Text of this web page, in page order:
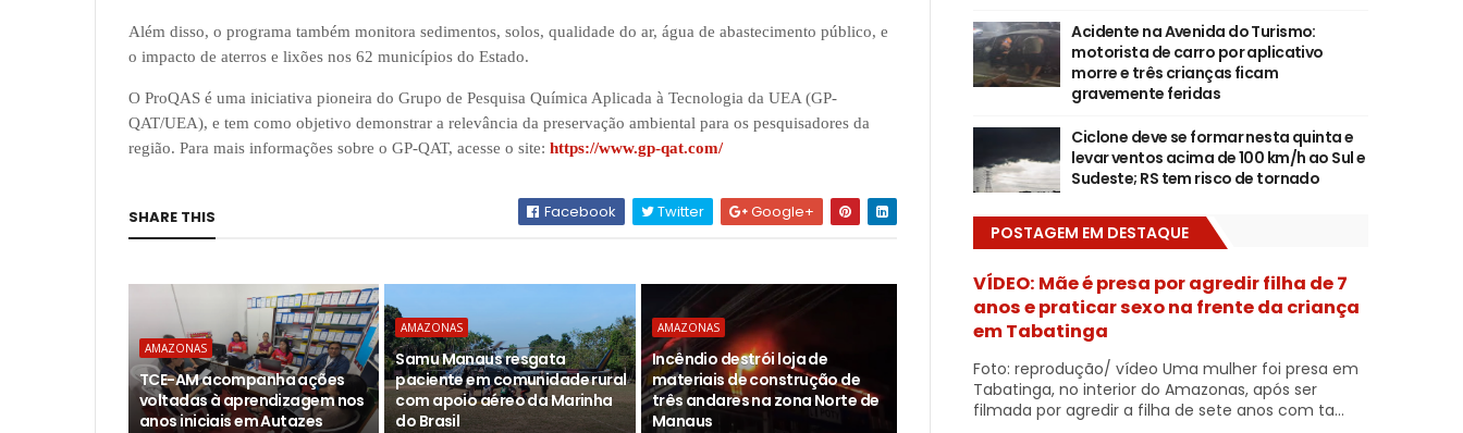
Além disso, o programa também monitora sedimentos, solos, qualidade do ar, água de abastecimento público, e
o impacto de aterros e lixões nos 62 municípios do Estado.
O ProQAS é uma iniciativa pioneira do Grupo de Pesquisa Química Aplicada à Tecnologia da UEA (GP-
QAT/UEA), e tem como objetivo demonstrar a relevância da preservação ambiental para os pesquisadores da
região. Para mais informações sobre o GP-QAT, acesse o site: https://www.gp-qat.com/
SHARE THIS Facebook Twitter Google+
AMAZONAS
TCE-AM acompanha ações
voltadas à aprendizagem nos
anos iniciais em Autazes
AMAZONAS
Samu Manaus resgata
paciente em comunidade rural
com apoio aéreo da Marinha
do Brasil
AMAZONAS
Incêndio destrói loja de
materiais de construção de
três andares na zona Norte de
Manaus
Acidente na Avenida do Turismo:
motorista de carro por aplicativo
morre e três crianças ficam
gravemente feridas
Ciclone deve se formar nesta quinta e
levar ventos acima de 100 km/h ao Sul e
Sudeste; RS tem risco de tornado
POSTAGEM EM DESTAQUE
VÍDEO: Mãe é presa por agredir filha de 7
anos e praticar sexo na frente da criança
em Tabatinga
Foto: reprodução/ vídeo Uma mulher foi presa em
Tabatinga, no interior do Amazonas, após ser
filmada por agredir a filha de sete anos com ta...